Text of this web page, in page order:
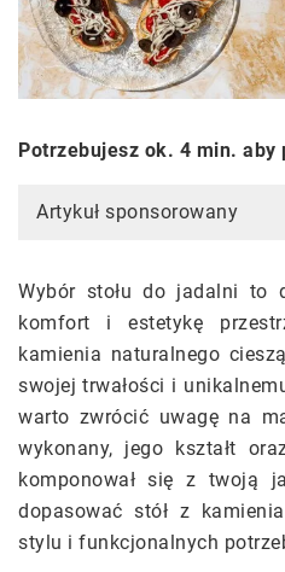
Potrzebujesz ok. 4 min. aby
Artykuł sponsorowany
Wybór stołu do jadalni to
komfort i estetykę
kamienia naturalnego
swojej trwałości i
warto zwrócić uwagę na
wykonany, jego kształt
komponował się z twoją
dopasować stół z
stylu i funkcjonalnych